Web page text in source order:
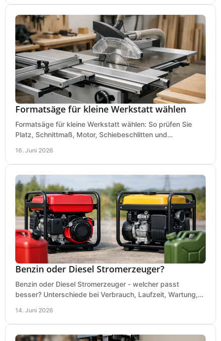
Formatsäge für kleine Werkstatt wählen
Formatsäge für kleine Werkstatt wählen: So prüfen Sie
Platz, Schnittmaß, Motor, Schiebeschlitten und
16. Juni 2026
Benzin oder Diesel Stromerzeuger?
Benzin oder Diesel Stromerzeuger - welcher passt
besser? Unterschiede bei Verbrauch, Laufzeit, Wartung,
14. Juni 2026